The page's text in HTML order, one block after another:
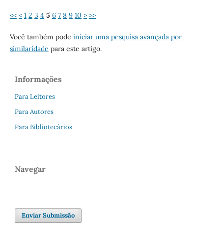
<< < 1 2 3 4 5 6 7 8 9 10 > >>
Você também pode iniciar uma pesquisa avançada por
similaridade para este artigo.
Informações
Para Leitores
Para Autores
Para Bibliotecários
Navegar
Enviar Submissão